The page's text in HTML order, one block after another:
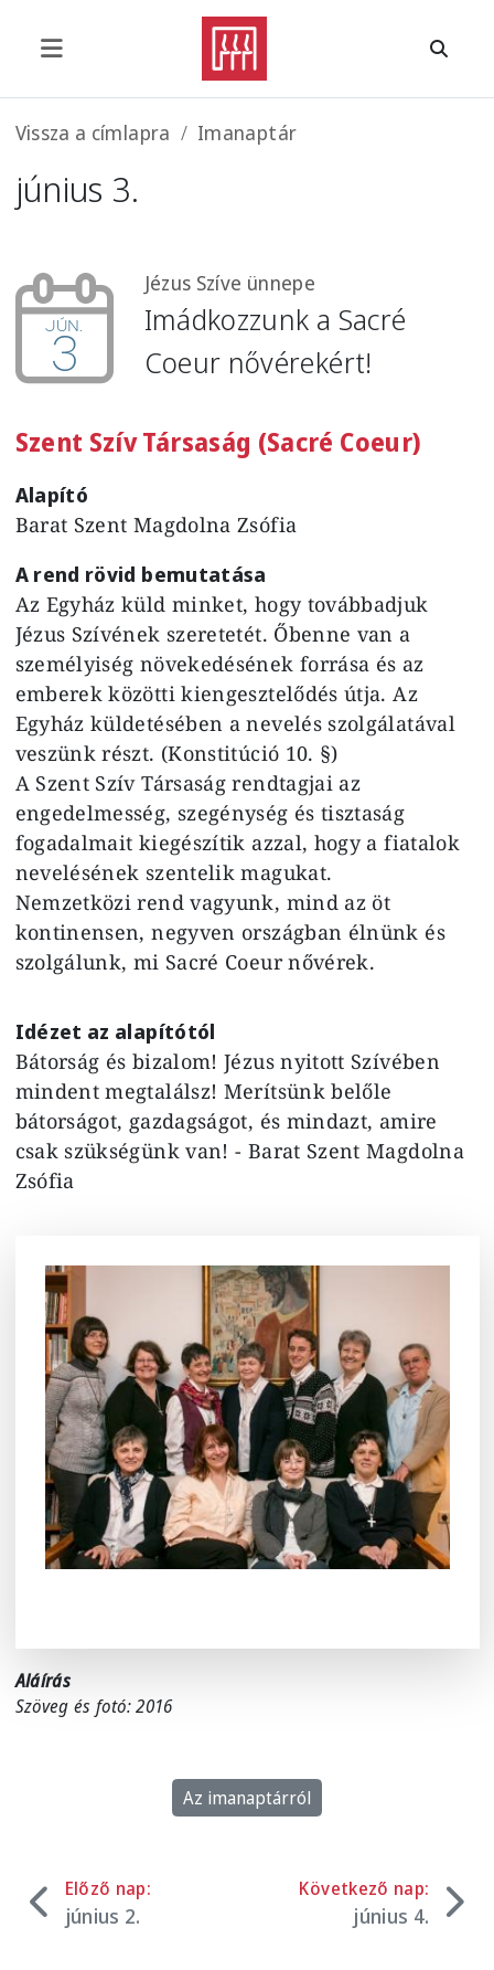
Morzsa
Vissza a címlapra Imanaptár
június 3.
jún.
3
Jézus Szíve ünnepe
Imádkozzunk a Sacré
Coeur nővérekért!
Szent Szív Társaság (Sacré Coeur)
Alapító
Barat Szent Magdolna Zsófia
A rend rövid bemutatása
Az Egyház küld minket, hogy továbbadjuk
Jézus Szívének szeretetét. Őbenne van a
személyiség növekedésének forrása és az
emberek közötti kiengesztelődés útja. Az
Egyház küldetésében a nevelés szolgálatával
veszünk részt. (Konstitúció 10. §)
A Szent Szív Társaság rendtagjai az
engedelmesség, szegénység és tisztaság
fogadalmait kiegészítik azzal, hogy a fiatalok
nevelésének szentelik magukat.
Nemzetközi rend vagyunk, mind az öt
kontinensen, negyven országban élnünk és
szolgálunk, mi Sacré Coeur nővérek.
Idézet az alapítótól
Bátorság és bizalom! Jézus nyitott Szívében
mindent megtalálsz! Merítsünk belőle
bátorságot, gazdagságot, és mindazt, amire
csak szükségünk van! - Barat Szent Magdolna
Zsófia
Aláírás
Szöveg és fotó: 2016
Az imanaptárról
Előző nap:
június 2.
Következő nap:
június 4.